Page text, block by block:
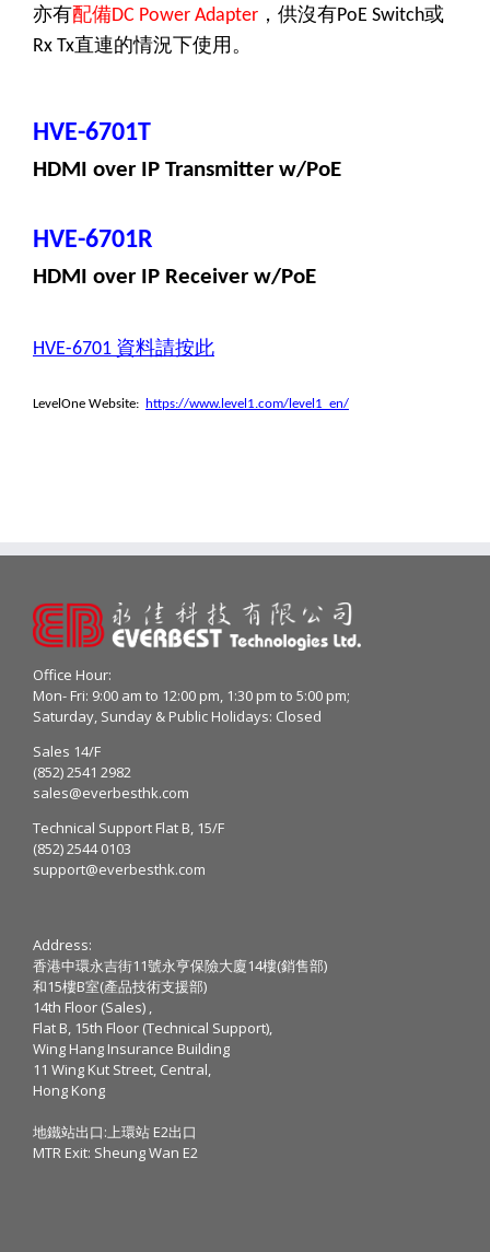
亦有配備DC Power Adapter ，供沒有PoE Switch或
Rx Tx直連的情況下使用。
HVE-6701T
HDMI over IP Transmitter w/PoE
HVE-6701R
HDMI over IP Receiver w/PoE
HVE-6701 資料請按此
LevelOne Website: https://www.level1.com/level1_en/
Office Hour:
Mon- Fri: 9:00 am to 12:00 pm, 1:30 pm to 5:00 pm;
Saturday, Sunday & Public Holidays: Closed
Sales 14/F
(852) 2541 2982
sales@everbesthk.com
Technical Support Flat B, 15/F
(852) 2544 0103
support@everbesthk.com
Address:
香港中環永吉街11號永亨保險大廈14樓(銷售部)
和15樓B室(產品技術支援部)
14th Floor (Sales) ,
Flat B, 15th Floor (Technical Support),
Wing Hang Insurance Building
11 Wing Kut Street, Central,
Hong Kong
地鐵站出口:上環站 E2出口
MTR Exit: Sheung Wan E2